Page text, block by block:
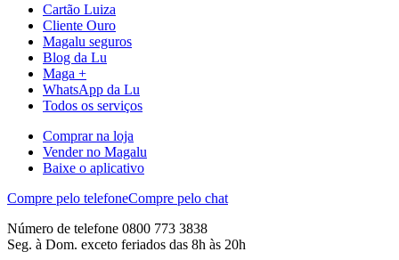
Cartão Luiza
Cliente Ouro
Magalu seguros
Blog da Lu
Maga +
WhatsApp da Lu
Todos os serviços
Comprar na loja
Vender no Magalu
Baixe o aplicativo
Compre pelo telefoneCompre pelo chat
Número de telefone 0800 773 3838
Seg. à Dom. exceto feriados das 8h às 20h